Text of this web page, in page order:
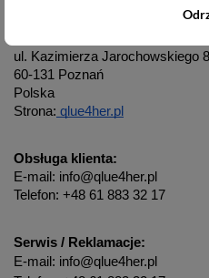
Producent / Osoba
ul. Kazimierza Jarochowskiego
60-131 Poznań
Polska
Strona: qlue4her.pl
Obsługa klienta:
E-mail: info@qlue4her.pl
Telefon: +48 61 883 32 17
Serwis / Reklamacje:
E-mail: info@qlue4her.pl